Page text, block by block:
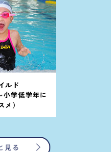
ルド
小学低学年に
メ）